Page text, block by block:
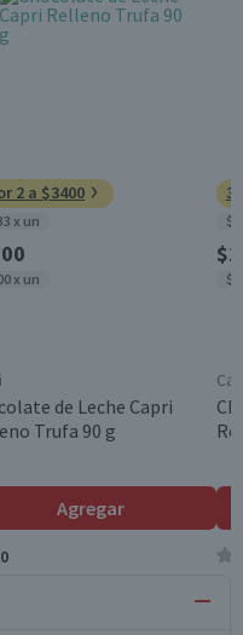
2 a $3400
x un
x un
de Leche Capri
Trufa 90 g
Agregar
3